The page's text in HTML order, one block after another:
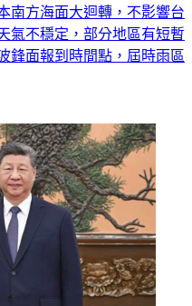
南方海面大迴轉，不影響台
氣不穩定，部分地區有短暫
鋒面報到時間點，屆時雨區